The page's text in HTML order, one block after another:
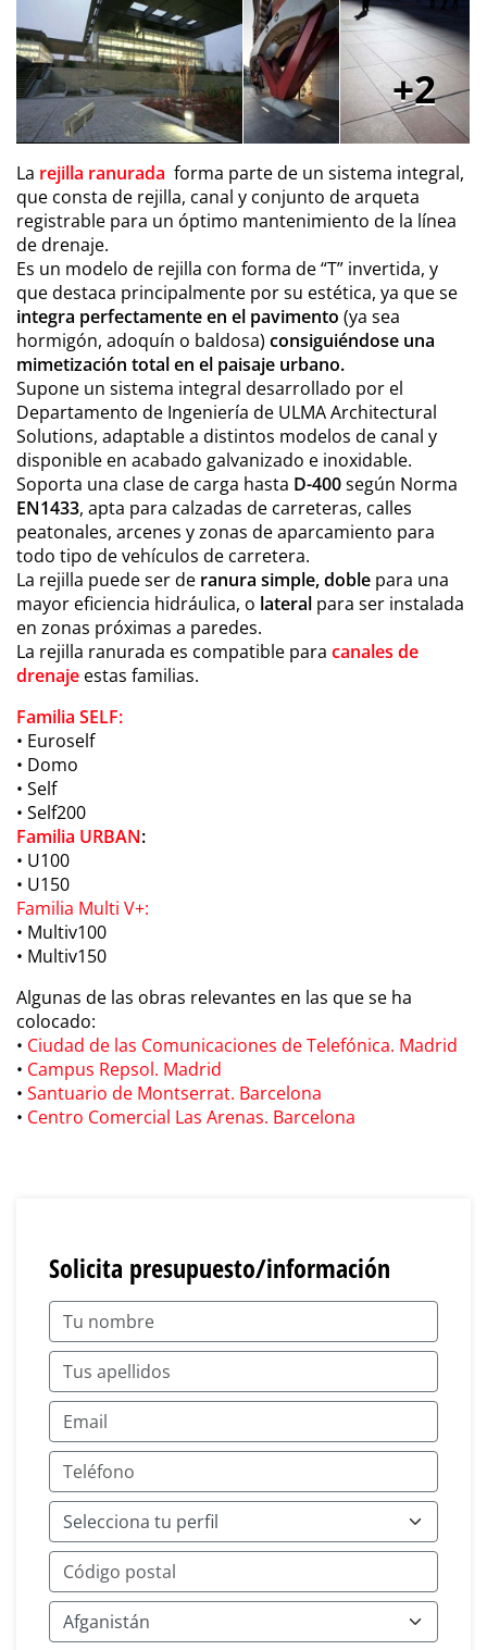
2
La rejilla ranurada forma parte de un sistema integral,
que consta de rejilla, canal y conjunto de arqueta
registrable para un óptimo mantenimiento de la línea
de drenaje.
Es un modelo de rejilla con forma de “T” invertida, y
que destaca principalmente por su estética, ya que se
integra perfectamente en el pavimento (ya sea
hormigón, adoquín o baldosa) consiguiéndose una
mimetización total en el paisaje urbano.
Supone un sistema integral desarrollado por el
Departamento de Ingeniería de ULMA Architectural
Solutions, adaptable a distintos modelos de canal y
disponible en acabado galvanizado e inoxidable.
Soporta una clase de carga hasta D-400según Norma
EN1433, apta para calzadas de carreteras, calles
peatonales, arcenes y zonas de aparcamiento para
todo tipo de vehículos de carretera.
La rejilla puede ser de ranura simple, doble para una
mayor eficiencia hidráulica, o lateral para ser instalada
en zonas próximas a paredes.
La rejilla ranurada es compatible para canales de
drenaje estas familias.
Familia SELF:
• Euroself
• Domo
• Self
• Self200
Familia URBAN:
• U100
• U150
Familia Multi V+:
• Multiv100
• Multiv150
Algunas de las obras relevantes en las que se ha
colocado:
• Ciudad de las Comunicaciones de Telefónica. Madrid
• Campus Repsol. Madrid
• Santuario de Montserrat. Barcelona
• Centro Comercial Las Arenas. Barcelona
Solicita presupuesto/información